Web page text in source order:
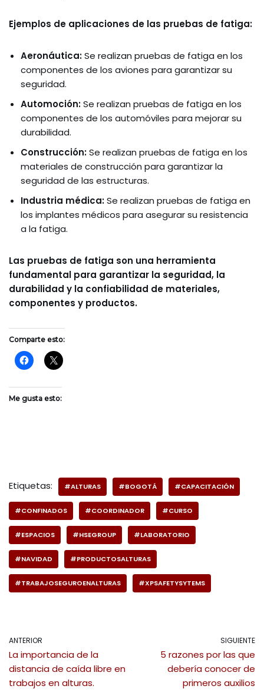
Ejemplos de aplicaciones de las pruebas de fatiga:
Aeronáutica:Se realizan pruebas de fatiga en los
componentes de los aviones para garantizar su
seguridad.
Automoción:Se realizan pruebas de fatiga en los
componentes de los automóviles para mejorar su
durabilidad.
Construcción:Se realizan pruebas de fatiga en los
materiales de construcción para garantizar la
seguridad de las estructuras.
Industria médica:Se realizan pruebas de fatiga en
los implantes médicos para asegurar su resistencia
a la fatiga.
Las pruebas de fatiga son una herramienta
fundamental para garantizar la seguridad, la
durabilidad y la confiabilidad de materiales,
componentes y productos.
Comparte esto:
Me gusta esto:
Etiquetas: #ALTURAS #BOGOTÁ #CAPACITACIÓN
#CONFINADOS #COORDINADOR #CURSO
#ESPACIOS #HSEGROUP #LABORATORIO
#NAVIDAD #PRODUCTOSALTURAS
#TRABAJOSEGUROENALTURAS #XPSAFETYSYTEMS
ANTERIOR
La importancia de la
distancia de caída libre en
trabajos en alturas.
SIGUIENTE
5 razones por las que
debería conocer de
primeros auxilios